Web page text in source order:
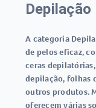
Depilação
A categoria
de pelos eficaz,
ceras
depilação, folhas
outros produtos.
oferecem várias